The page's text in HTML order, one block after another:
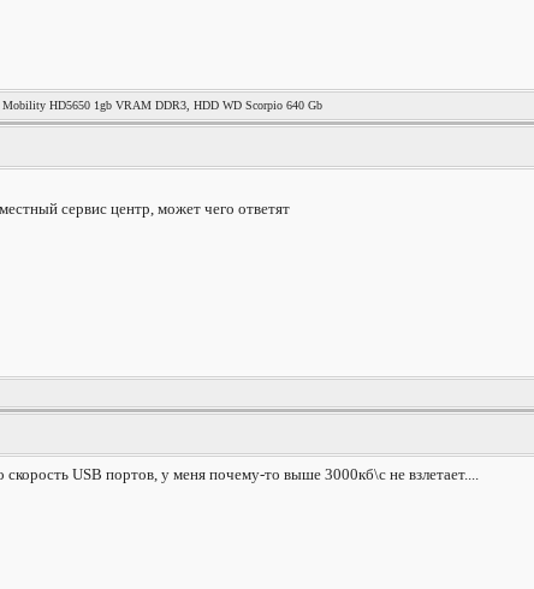
HD5650 1gb VRAM DDR3, HDD WD Scorpio 640 Gb
сервис центр, может чего ответят
USB портов, у меня почему-то выше 3000кб\с не взлетает....